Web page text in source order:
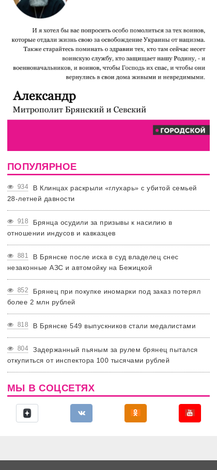
ПОПУЛЯРНОЕ
934
В Клинцах раскрыли «глухарь» с убитой семьей
28-летней давности
918
Брянца осудили за призывы к насилию в
отношении индусов и кавказцев
881
В Брянске после иска в суд владелец снес
незаконные АЗС и автомойку на Бежицкой
852
Брянец при покупке иномарки под заказ потерял
более 2 млн рублей
818 В Брянске 549 выпускников стали медалистами
804
Задержанный пьяным за рулем брянец пытался
откупиться от инспектора 100 тысячами рублей
МЫ В СОЦСЕТЯХ